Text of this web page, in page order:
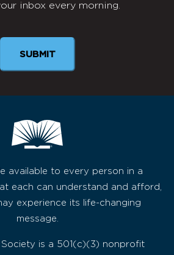
inbox every morning.
available to every person in a
each can understand and afford,
experience its life-changing
message.
Society is a 501(c)(3) nonprofit